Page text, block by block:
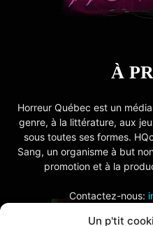
Un p'tit
À
Horreur Québec est un
genre, à la littérature, aux
sous toutes ses formes.
Sang, un organisme à but
promotion et à la
Contactez-nous: